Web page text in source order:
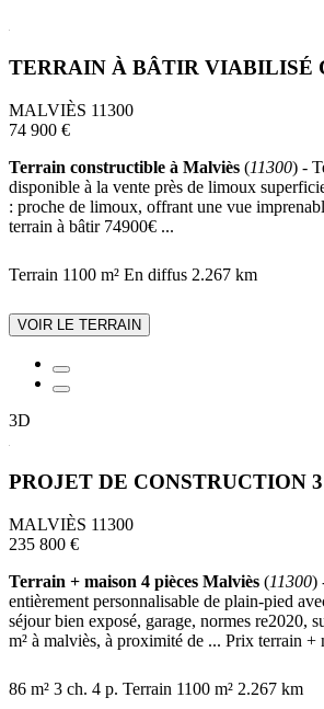
TERRAIN À BÂTIR VIABILISÉ
MALVIÈS 11300
74 900 €
Terrain constructible à Malviès (11300) -
disponible à la vente près de limoux
: proche de limoux, offrant une vue
terrain à bâtir 74900€ ...
Terrain 1100 m² En diffus 2.267 km
VOIR LE TERRAIN
3D
PROJET DE CONSTRUCTION
MALVIÈS 11300
235 800 €
Terrain + maison 4 pièces Malviès (11300)
entièrement personnalisable de plain-pied
séjour bien exposé, garage, normes re2020,
m² à malviès, à proximité de ... Prix terrain +
86 m² 3 ch. 4 p. Terrain 1100 m² 2.267 km